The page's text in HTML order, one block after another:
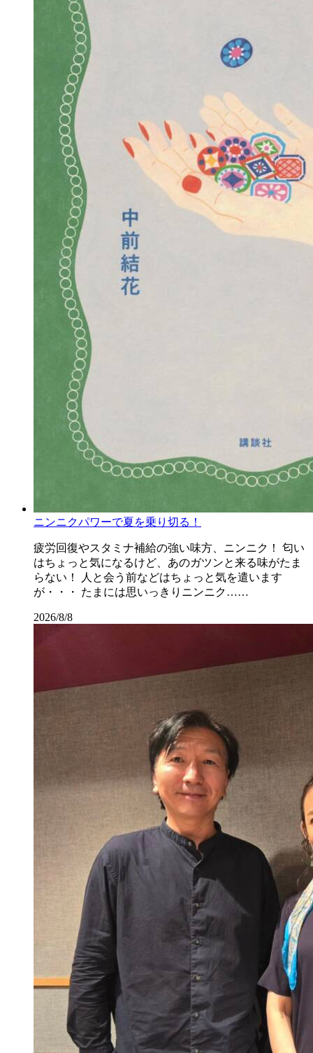
ニンニクパワーで夏を乗り切る！
疲労回復やスタミナ補給の強い味方、ニンニク！ 匂い
はちょっと気になるけど、あのガツンと来る味がたま
らない！ 人と会う前などはちょっと気を遣います
が・・・ たまには思いっきりニンニク……
2026/8/8